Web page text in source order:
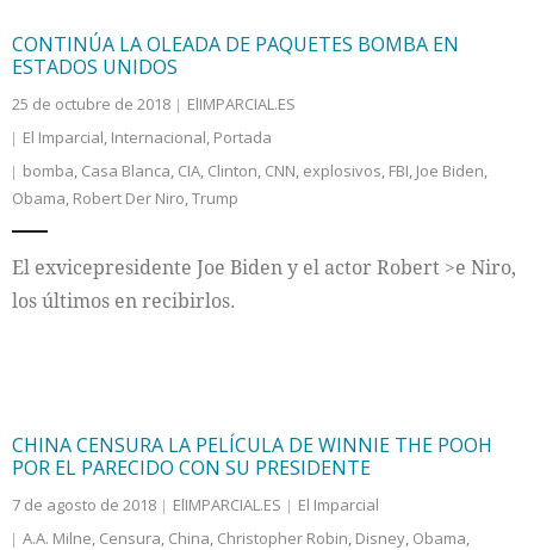
Editorial
Colaboradores
Internacional
Cultura
CONTINÚA LA OLEADA DE PAQUETES BOMBA EN
ESTADOS UNIDOS
25 de octubre de 2018
ElIMPARCIAL.ES
El Imparcial, Internacional, Portada
bomba, Casa Blanca, CIA, Clinton, CNN, explosivos, FBI, Joe Biden,
Obama, Robert Der Niro,Trump
El exvicepresidente Joe Biden y el actor Robert >e Niro,
los últimos en recibirlos.
CHINA CENSURA LA PELÍCULA DE WINNIE THE POOH
POR EL PARECIDO CON SU PRESIDENTE
7 de agosto de 2018 ElIMPARCIAL.ES
El Imparcial
A.A. Milne, Censura, China, Christopher Robin, Disney, Obama,